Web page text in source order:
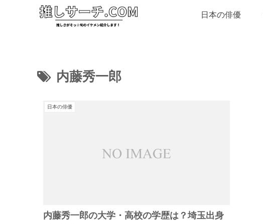
日本の俳優
内藤秀一郎
日本の俳優
内藤秀一郎の大学・高校の学歴は？埼玉出身